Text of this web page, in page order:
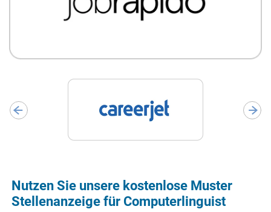
Nutzen Sie unsere kostenlose Muster
Stellenanzeige für Computerlinguist